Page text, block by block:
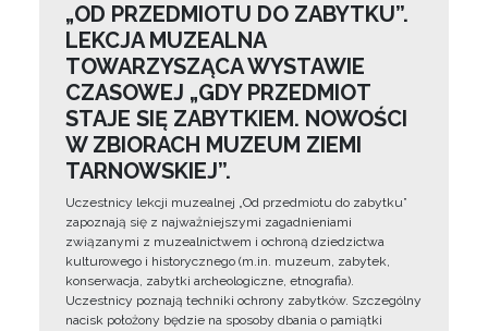
„OD PRZEDMIOTU DO ZABYTKU”.
LEKCJA MUZEALNA
TOWARZYSZĄCA WYSTAWIE
CZASOWEJ „GDY PRZEDMIOT
STAJE SIĘ ZABYTKIEM. NOWOŚCI
W ZBIORACH MUZEUM ZIEMI
TARNOWSKIEJ”.
Uczestnicy lekcji muzealnej „Od przedmiotu do zabytku”
zapoznają się z najważniejszymi zagadnieniami
związanymi z muzealnictwem i ochroną dziedzictwa
kulturowego i historycznego (m.in. muzeum, zabytek,
konserwacja, zabytki archeologiczne, etnografia).
Uczestnicy poznają techniki ochrony zabytków. Szczególny
nacisk położony będzie na sposoby dbania o pamiątki